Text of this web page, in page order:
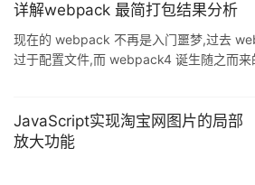
详解webpack 最简打包结果分析
现在的 webpack 不再是入门噩梦,过去
过于配置文件,而 webpack4 诞生随之而
JavaScript实现淘宝网图片的局部
放大功能